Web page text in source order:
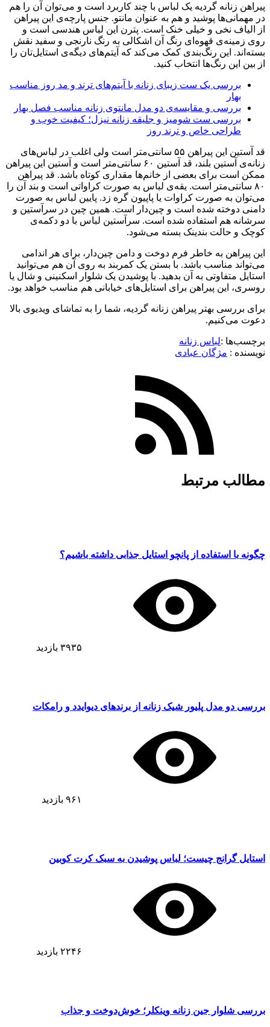
پیراهن زنانه گردیه یک لباس با چند کاربرد است و می‌توان آن را هم
در مهمانی‌ها پوشید و هم به عنوان مانتو. جنس پارچه‌ی این پیراهن
از الیاف نخی و خیلی خنک است. پترن این لباس هندسی است و
روی زمینه‌ی قهوه‌ای رنگ آن اشکالی به رنگ نارنجی و سفید نقش
بسته‌اند. این رنگ‌بندی کمک می‌کند که آیتم‌های دیگه‌ی استایل‌تان را
از بین این رنگ‌ها انتخاب کنید.
بررسی یک ست زیبای زنانه با آیتم‌های ترند و مد روز مناسب
بهار
بررسی و مقایسه‌ی دو مدل مانتوی زنانه مناسب فصل بهار
بررسی ست شومیز و جلیقه زنانه نیزل؛ کیفیت خوب و
طراحی خاص و ترند روز
قد آستین این پیراهن ۵۵ سانتی‌متر است ولی اغلب در لباس‌های
زنانه‌ی آستین بلند، قد آستین ۶۰ سانتی‌متر است و آستین این پیراهن
ممکن است برای بعضی از خانم‌ها مقداری کوتاه باشد. قد پیراهن
۸۰ سانتی‌متر است. یقه‌ی لباس به صورت کراواتی است و بند آن را
می‌توان به صورت کراوات یا پاپیون گره زد. پایین لباس به صورت
دامنی دوخته شده است و چین‌دار است. همین چین در سرآستین و
سرشانه هم استفاده شده است. سرآستین لباس با دو دکمه‌ی
کوچک و حالت بندینک بسته می‌شود.
این پیراهن به خاطر فرم دوخت و دامن چین‌دار، برای هر اندامی
می‌تواند مناسب باشد. با بستن یک کمربند به روی آن هم می‌توانید
استایل متفاوتی به آن بدهید. با پوشیدن یک شلوار اسکنینی و شال یا
روسری، این پیراهن برای استایل‌های خیابانی هم مناسب خواهد بود.
برای بررسی بهتر پیراهن زنانه گردیه، شما را به تماشای ویدیوی بالا
دعوت می‌کنیم.
برچسب‌ها :لباس زنانه
نویسنده :‌ مژگان عبادی
مطالب مرتبط
چگونه با استفاده از پانچو استایل جذابی داشته باشیم؟
۳۹۳۵ بازدید
بررسی دو مدل پلیور شیک زنانه از برندهای دیوایدد و رامکات
۹۶۱ بازدید
استایل گرانج چیست؛ لباس پوشیدن به سبک کرت کوبین
۲۲۴۶ بازدید
بررسی شلوار جین زنانه وینکلر؛ خوش‌دوخت و جذاب